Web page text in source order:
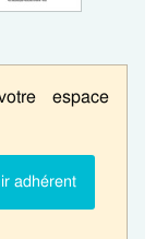
espace
adhérent